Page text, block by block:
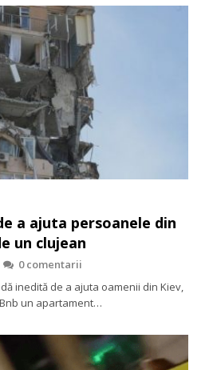
a ajuta persoanele din
un clujean
0 comentarii
inedită de a ajuta oamenii din Kiev,
un apartament…